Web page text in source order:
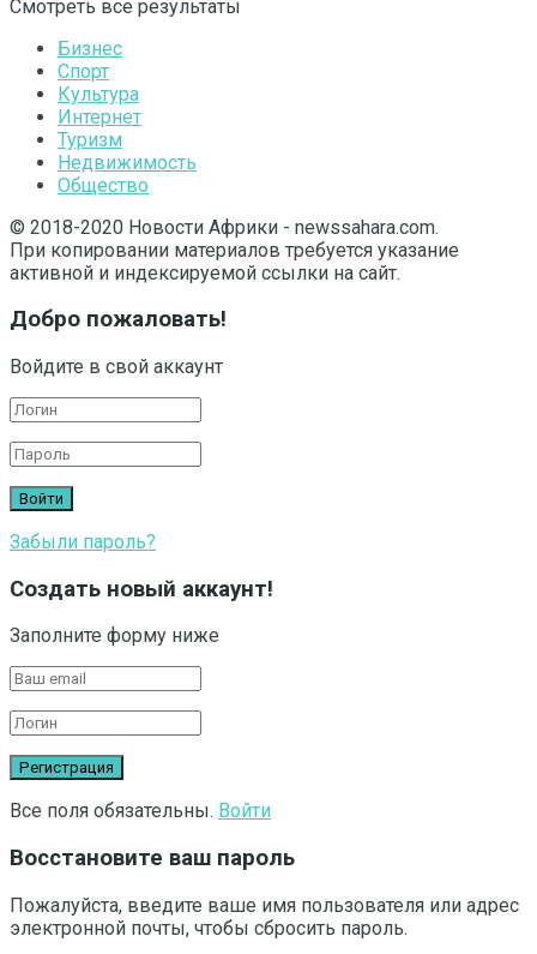
Смотреть все результаты
Бизнес
Спорт
Культура
Интернет
Туризм
Недвижимость
Общество
© 2018-2020 Новости Африки - newssahara.com.
При копировании материалов требуется указание
активной и индексируемой ссылки на сайт.
Добро пожаловать!
Войдите в свой аккаунт
Забыли пароль?
Создать новый аккаунт!
Заполните форму ниже
Все поля обязательны. Войти
Восстановите ваш пароль
Пожалуйста, введите ваше имя пользователя или адрес
электронной почты, чтобы сбросить пароль.